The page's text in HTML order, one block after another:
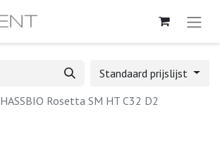
Standaard prijslijst
HASSBIO Rosetta SM HT C32 D2